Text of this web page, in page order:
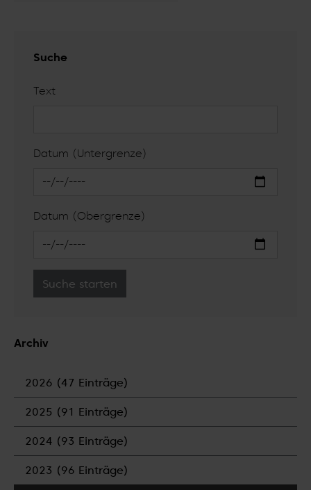
Suche
Text
Datum (Untergrenze)
Datum (Obergrenze)
Archiv
2026 (47 Einträge)
2025 (91 Einträge)
2024 (93 Einträge)
2023 (96 Einträge)